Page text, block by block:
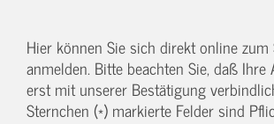
Hier können Sie sich direkt online zum
anmelden. Bitte beachten Sie, daß Ihre
erst mit unserer Bestätigung
Sternchen (*) markierte Felder sind